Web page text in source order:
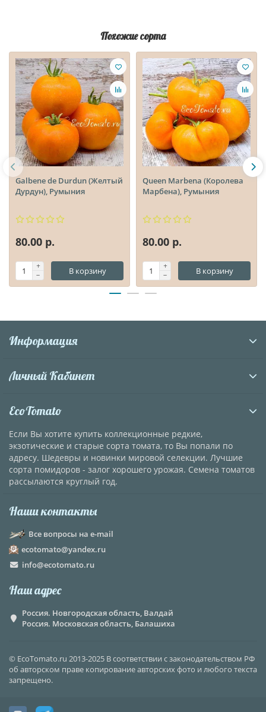
Похожие сорта
Galbene de Durdun (Желтый
Дурдун), Румыния
80.00 р.
В корзину
Queen Marbena (Королева
Марбена), Румыния
80.00 р.
В корзину
Информация
Личный Кабинет
EcoTomato
Если Вы хотите купить коллекционные редкие,
экзотические и старые сорта томата, то Вы попали по
адресу. Шедевры и новинки мировой селекции. Лучшие
сорта помидоров - залог хорошего урожая. Семена томатов
рассылаются круглый год.
Наши контакты
Все вопросы на e-mail
ecotomato@yandex.ru
info@ecotomato.ru
Наш адрес
Россия. Новгородская область, Валдай
Россия. Московская область, Балашиха
© EcoTomato.ru 2013-2025 В соответствии с законодательством РФ
об авторском праве копирование авторских фото и любого текста
запрещено.